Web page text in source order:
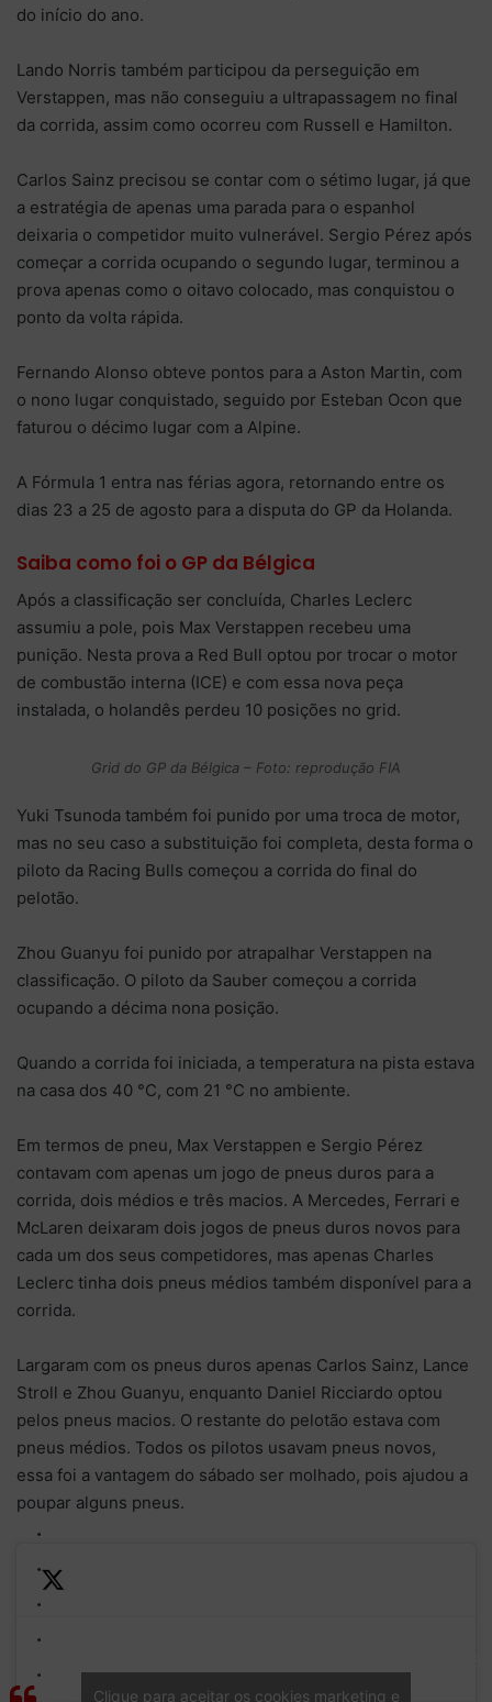
do início do ano.
Lando Norris também participou da perseguição em
Verstappen, mas não conseguiu a ultrapassagem no final
da corrida, assim como ocorreu com Russell e Hamilton.
Carlos Sainz precisou se contar com o sétimo lugar, já que
a estratégia de apenas uma parada para o espanhol
deixaria o competidor muito vulnerável. Sergio Pérez após
começar a corrida ocupando o segundo lugar, terminou a
prova apenas como o oitavo colocado, mas conquistou o
ponto da volta rápida.
Fernando Alonso obteve pontos para a Aston Martin, com
o nono lugar conquistado, seguido por Esteban Ocon que
faturou o décimo lugar com a Alpine.
A Fórmula 1 entra nas férias agora, retornando entre os
dias 23 a 25 de agosto para a disputa do GP da Holanda.
Saiba como foi o GP da Bélgica
Após a classificação ser concluída, Charles Leclerc
assumiu a pole, pois Max Verstappen recebeu uma
punição. Nesta prova a Red Bull optou por trocar o motor
de combustão interna (ICE) e com essa nova peça
instalada, o holandês perdeu 10 posições no grid.
Grid do GP da Bélgica – Foto: reprodução FIA
Yuki Tsunoda também foi punido por uma troca de motor,
mas no seu caso a substituição foi completa, desta forma o
piloto da Racing Bulls começou a corrida do final do
pelotão.
Zhou Guanyu foi punido por atrapalhar Verstappen na
classificação. O piloto da Sauber começou a corrida
ocupando a décima nona posição.
Quando a corrida foi iniciada, a temperatura na pista estava
na casa dos 40 °C, com 21 °C no ambiente.
Em termos de pneu, Max Verstappen e Sergio Pérez
contavam com apenas um jogo de pneus duros para a
corrida, dois médios e três macios. A Mercedes, Ferrari e
McLaren deixaram dois jogos de pneus duros novos para
cada um dos seus competidores, mas apenas Charles
Leclerc tinha dois pneus médios também disponível para a
corrida.
Largaram com os pneus duros apenas Carlos Sainz, Lance
Stroll e Zhou Guanyu, enquanto Daniel Ricciardo optou
pelos pneus macios. O restante do pelotão estava com
pneus médios. Todos os pilotos usavam pneus novos,
essa foi a vantagem do sábado ser molhado, pois ajudou a
poupar alguns pneus.
OUT AT
Turn 1. Lewis Hamilton is up
Clique para aceitar os cookies marketing e